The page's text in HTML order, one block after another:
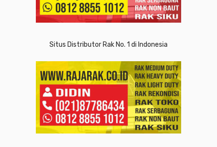
Situs Distributor Rak No. 1 di Indonesia